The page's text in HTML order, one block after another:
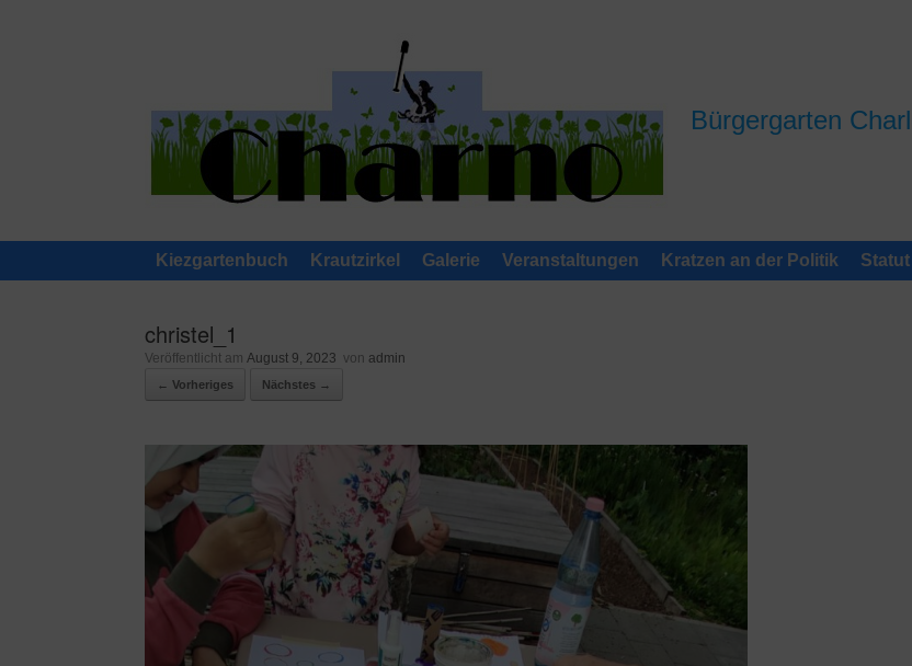
Bürgergarten
Kiezgartenbuch Krautzirkel Galerie Veranstaltungen Kratzen an der Politik Statut
christel_1
Veröffentlicht am August 9, 2023 von admin
← Vorheriges Nächstes →